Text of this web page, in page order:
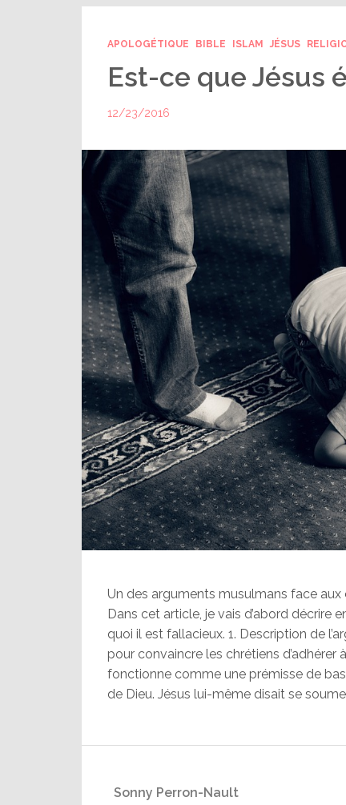
APOLOGÉTIQUE BIBLE ISLAM JÉSUS
Est-ce que Jésus
12/23/2016
Un des arguments musulmans face
Dans cet article, je vais d’abord décrire
quoi il est fallacieux. 1. Description de
pour convaincre les chrétiens d’adhérer
fonctionne comme une prémisse de
de Dieu. Jésus lui-même disait se
Sonny Perron-Nault